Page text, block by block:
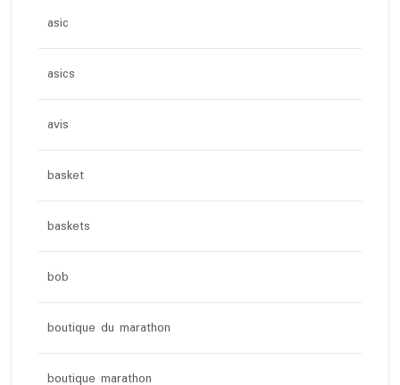
asic
asics
avis
basket
baskets
bob
boutique du marathon
boutique marathon